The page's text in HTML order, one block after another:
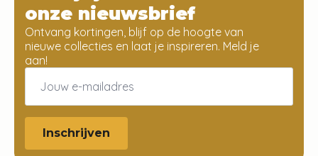
onze nieuwsbrief
Ontvang kortingen, blijf op de hoogte van
nieuwe collecties en laat je inspireren. Meld je
aan!
Email
Inschrijven